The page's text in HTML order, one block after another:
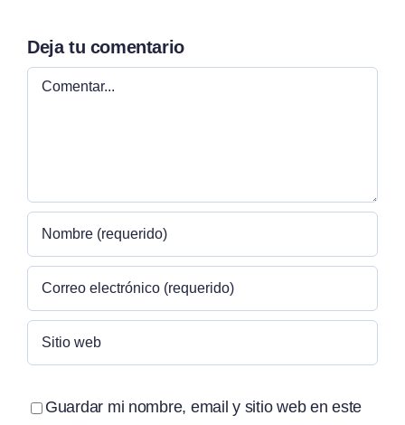
Deja tu comentario
Comentar
Guardar mi nombre, email y sitio web en este